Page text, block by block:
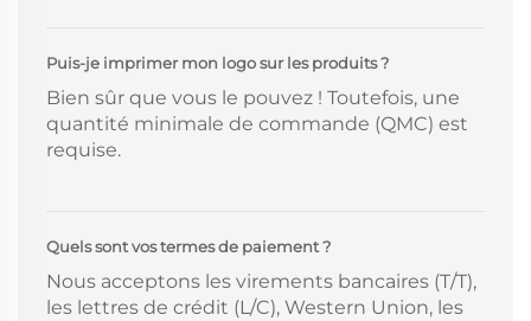
Puis-je imprimer mon logo sur les produits ?
Bien sûr que vous le pouvez ! Toutefois, une
quantité minimale de commande (QMC) est
requise.
Quels sont vos termes de paiement ?
Nous acceptons les virements bancaires (T/T),
les lettres de crédit (L/C), Western Union, les